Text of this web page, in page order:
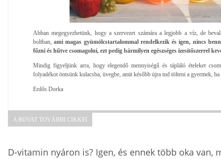
Abban megegyezhetünk, hogy a szervezet számára a legjobb a víz, de
boltban,ami magas gyümölcstartalommal rendelkezik és igen, nincs
főzni és hűtve csomagolni, ezt pedig bármilyen egészséges ízesítőszerrel
Mindig figyeljünk arra, hogy elegendő mennyiségű és tápláló ételeket
folyadékot öntsünk kulacsba, üvegbe, amit később újra tud tölteni a gyermek,
Erdős Dorka
A ROVAT TOVÁBBI CIKKEI
D-vitamin nyáron is? Igen, és ennek több oka van,